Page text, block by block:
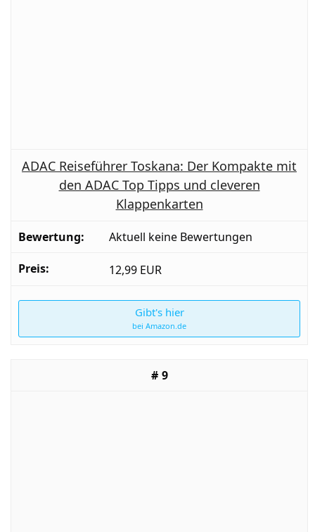
ADAC Reiseführer Toskana: Der Kompakte mit
den ADAC Top Tipps und cleveren
Klappenkarten
Aktuell keine Bewertungen
12,99 EUR
Gibt's hier
bei Amazon.de
9